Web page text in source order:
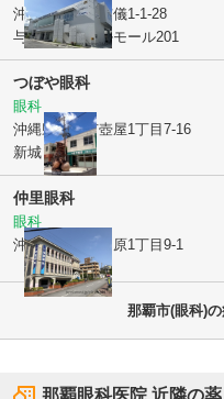
沖縄県那覇市
与儀1-1-28
与儀メディカルモール201
つぼや眼科
眼科
沖縄県那覇市壺屋1丁目7-16
新城ビル1F
仲里眼科
眼科
沖縄県那覇市
田原1丁目9-1
那覇市(眼科)
那覇眼科医院近隣の